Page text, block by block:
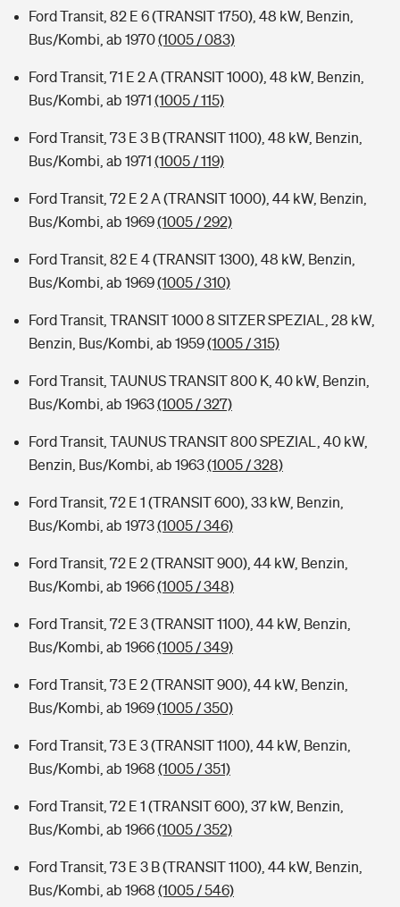
Ford Transit, 82 E 6 (TRANSIT 1750), 48 kW, Benzin,
Bus/Kombi, ab 1970(1005 / 083)
Ford Transit, 71 E 2 A (TRANSIT 1000), 48 kW, Benzin,
Bus/Kombi, ab 1971 (1005 / 115)
Ford Transit, 73 E 3 B (TRANSIT 1100), 48 kW, Benzin,
Bus/Kombi, ab 1971 (1005 / 119)
Ford Transit, 72 E 2 A (TRANSIT 1000), 44 kW, Benzin,
Bus/Kombi, ab 1969(1005 / 292)
Ford Transit, 82 E 4 (TRANSIT 1300), 48 kW, Benzin,
Bus/Kombi, ab 1969(1005 / 310)
Ford Transit, TRANSIT 1000 8 SITZER SPEZIAL, 28 kW,
Benzin, Bus/Kombi, ab 1959(1005 / 315)
Ford Transit, TAUNUS TRANSIT 800 K, 40 kW, Benzin,
Bus/Kombi, ab 1963(1005 / 327)
Ford Transit, TAUNUS TRANSIT 800 SPEZIAL, 40 kW,
Benzin, Bus/Kombi, ab 1963(1005 / 328)
Ford Transit, 72 E 1 (TRANSIT 600), 33 kW, Benzin,
Bus/Kombi, ab 1973(1005 / 346)
Ford Transit, 72 E 2 (TRANSIT 900), 44 kW, Benzin,
Bus/Kombi, ab 1966(1005 / 348)
Ford Transit, 72 E 3 (TRANSIT 1100), 44 kW, Benzin,
Bus/Kombi, ab 1966(1005 / 349)
Ford Transit, 73 E 2 (TRANSIT 900), 44 kW, Benzin,
Bus/Kombi, ab 1969(1005 / 350)
Ford Transit, 73 E 3 (TRANSIT 1100), 44 kW, Benzin,
Bus/Kombi, ab 1968 (1005 / 351)
Ford Transit, 72 E 1 (TRANSIT 600), 37 kW, Benzin,
Bus/Kombi, ab 1966(1005 / 352)
Ford Transit, 73 E 3 B (TRANSIT 1100), 44 kW, Benzin,
Bus/Kombi, ab 1968 (1005 / 546)